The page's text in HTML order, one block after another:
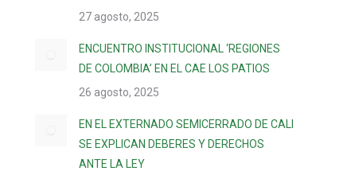
27 agosto, 2025
ENCUENTRO INSTITUCIONAL ‘REGIONES
DE COLOMBIA’ EN EL CAE LOS PATIOS
26 agosto, 2025
EN EL EXTERNADO SEMICERRADO DE CALI
SE EXPLICAN DEBERES Y DERECHOS
ANTE LA LEY